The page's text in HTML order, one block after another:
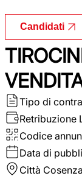
Candidati
Tipo di
Retribuzione
Codice
Data di
Città Cosenza